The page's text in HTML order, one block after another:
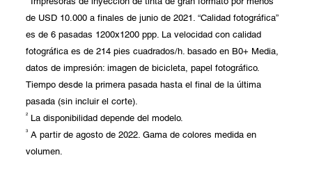
de USD 10.000 a finales de junio de 2021. “Calidad fotográfica”
es de 6 pasadas 1200x1200 ppp. La velocidad con calidad
fotográfica es de 214 pies cuadrados/h. basado en B0+ Media,
datos de impresión: imagen de bicicleta, papel fotográfico.
Tiempo desde la primera pasada hasta el final de la última
pasada (sin incluir el corte).
2 La disponibilidad depende del modelo.
3 A partir de agosto de 2022. Gama de colores medida en
volumen.